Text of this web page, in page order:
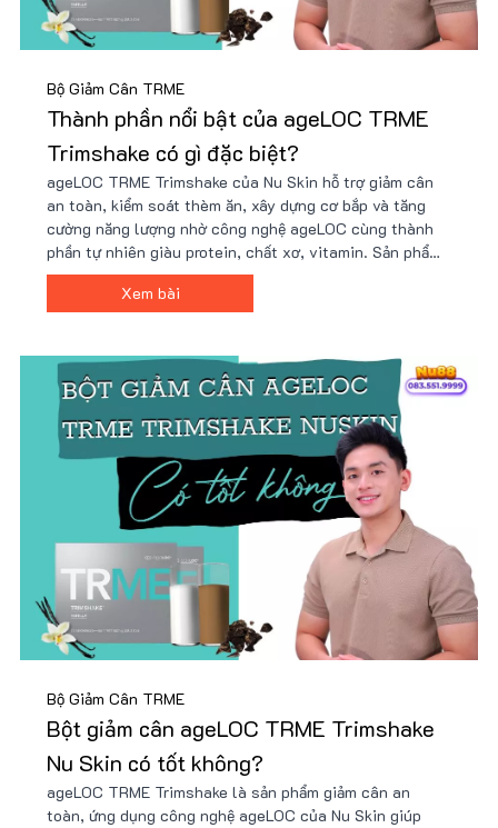
Bộ Giảm Cân TRME
Thành phần nổi bật của ageLOC TRME
Trimshake có gì đặc biệt?
ageLOC TRME Trimshake của Nu Skin hỗ trợ giảm cân
an toàn, kiểm soát thèm ăn, xây dựng cơ bắp và tăng
cường năng lượng nhờ công nghệ ageLOC cùng thành
phần tự nhiên giàu protein, chất xơ, vitamin. Sản phẩm
tiện lợi, dễ sử dụng, phù hợp lối sống bận rộn và mục
tiêu sức khỏe. Giá ưu đãi tại Nu88!
Xem bài
Bộ Giảm Cân TRME
Bột giảm cân ageLOC TRME Trimshake
Nu Skin có tốt không?
ageLOC TRME Trimshake là sản phẩm giảm cân an
toàn, ứng dụng công nghệ ageLOC của Nu Skin giúp